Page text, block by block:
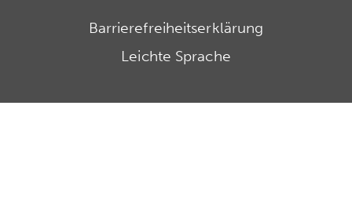
Barrierefreiheitserklärung
Leichte Sprache